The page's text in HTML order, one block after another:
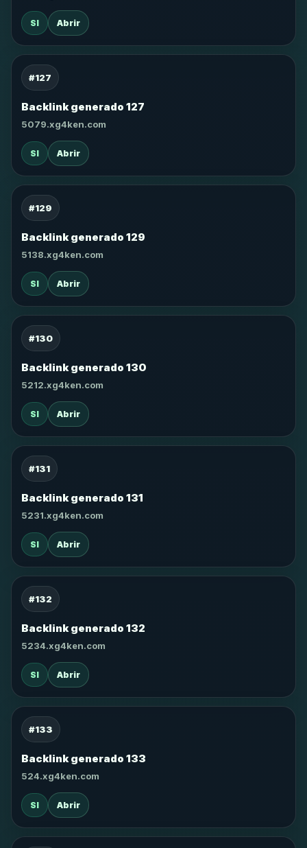
SI Abrir
#127
Backlink generado 127
5079.xg4ken.com
SI Abrir
#129
Backlink generado 129
5138.xg4ken.com
SI Abrir
#130
Backlink generado 130
5212.xg4ken.com
SI Abrir
#131
Backlink generado 131
5231.xg4ken.com
SI Abrir
#132
Backlink generado 132
5234.xg4ken.com
SI Abrir
#133
Backlink generado 133
524.xg4ken.com
SI Abrir